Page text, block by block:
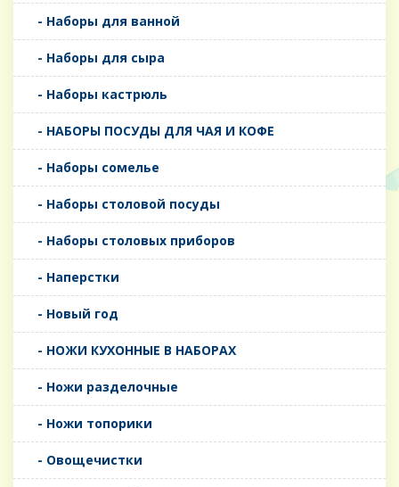
- Наборы для ванной
- Наборы для сыра
- Наборы кастрюль
- НАБОРЫ ПОСУДЫ ДЛЯ ЧАЯ И КОФЕ
- Наборы сомелье
- Наборы столовой посуды
- Наборы столовых приборов
- Наперстки
- Новый год
- НОЖИ КУХОННЫЕ В НАБОРАХ
- Ножи разделочные
- Ножи топорики
- Овощечистки